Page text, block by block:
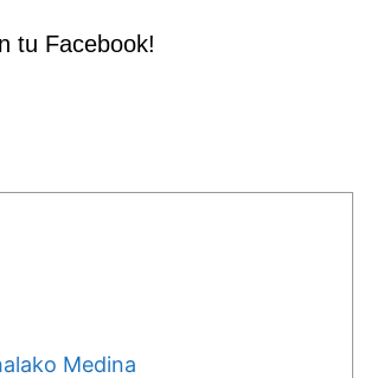
tu Facebook!
Medina